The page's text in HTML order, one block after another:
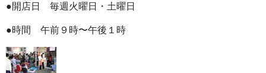
●開店日 毎週火曜日・土曜日
●時間 午前９時〜午後１時